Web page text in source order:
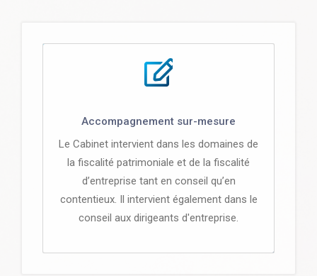
Accompagnement sur-mesure
Le Cabinet intervient dans les domaines de
la fiscalité patrimoniale et de la fiscalité
d’entreprise tant en conseil qu’en
contentieux. Il intervient également dans le
conseil aux dirigeants d'entreprise.